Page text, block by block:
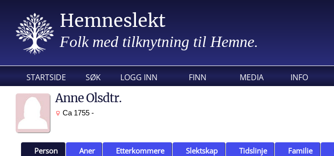
Hemneslekt
Folk med tilknytning til Hemne.
STARTSIDE SØK LOGG INN FINN MEDIA INFO
Anne Olsdtr.
Ca 1755 -
Person Aner Etterkommere Slektskap Tidslinje Familie